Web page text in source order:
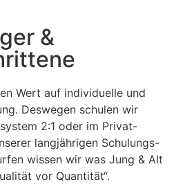
&
Wert auf individuelle und
Deswegen schulen wir
2:1 oder im Privat-
langjährigen Schulungs-
wissen wir was Jung & Alt
vor Quantität“.